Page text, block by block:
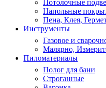
Потолочные
Напольные
Пена, Клея,
Инструменты
Газовое и
Малярно,
Пиломатериалы
Полог для бани
Строганные